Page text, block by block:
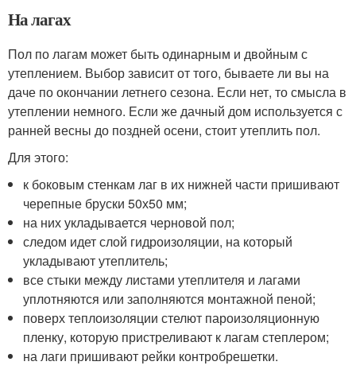
На лагах
Пол по лагам может быть одинарным и двойным с
утеплением. Выбор зависит от того, бываете ли вы на
даче по окончании летнего сезона. Если нет, то смысла в
утеплении немного. Если же дачный дом используется с
ранней весны до поздней осени, стоит утеплить пол.
Для этого:
к боковым стенкам лаг в их нижней части пришивают
черепные бруски 50х50 мм;
на них укладывается черновой пол;
следом идет слой гидроизоляции, на который
укладывают утеплитель;
все стыки между листами утеплителя и лагами
уплотняются или заполняются монтажной пеной;
поверх теплоизоляции стелют пароизоляционную
пленку, которую пристреливают к лагам степлером;
на лаги пришивают рейки контробрешетки.